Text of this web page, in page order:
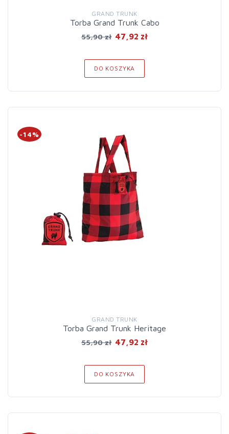
GRAND TRUNK
Torba Grand Trunk Cabo
55,90 zł 47,92 zł
DO KOSZYKA
-14%
GRAND TRUNK
Torba Grand Trunk Heritage
55,90 zł 47,92 zł
DO KOSZYKA